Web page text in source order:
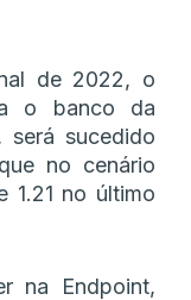
de 2022, o
o banco da
sucedido
no cenário
1.21 no último
na Endpoint,